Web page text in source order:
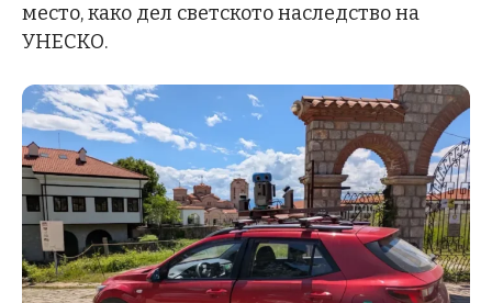
место, како дел светското наследство на
УНЕСКО.